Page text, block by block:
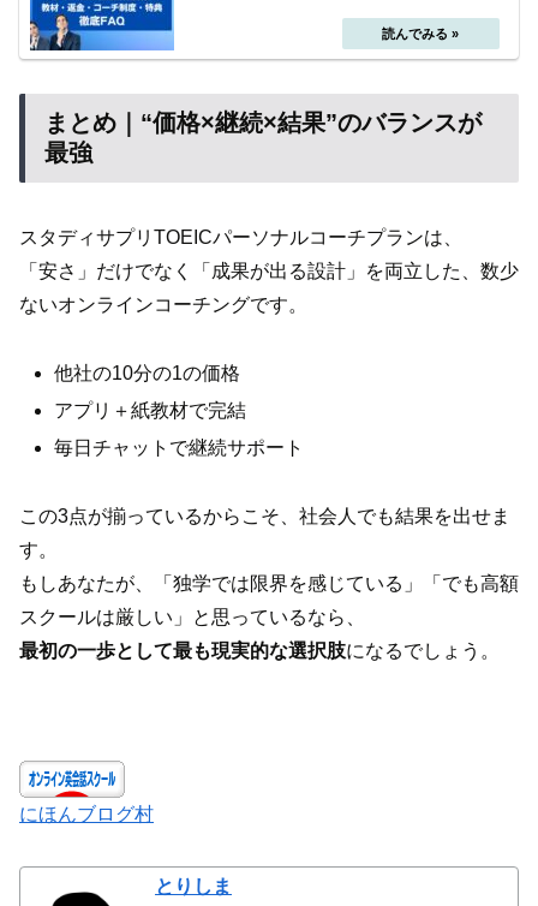
まとめ｜“価格×継続×結果”のバランスが
最強
スタディサプリTOEICパーソナルコーチプランは、
「安さ」だけでなく「成果が出る設計」を両立した、数少
ないオンラインコーチングです。
他社の10分の1の価格
アプリ＋紙教材で完結
毎日チャットで継続サポート
この3点が揃っているからこそ、社会人でも結果を出せま
す。
もしあなたが、「独学では限界を感じている」「でも高額
スクールは厳しい」と思っているなら、
最初の一歩として最も現実的な選択肢になるでしょう。
にほんブログ村
とりしま